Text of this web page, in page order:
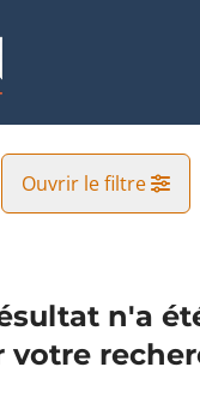
Ouvrir le filtre
Remove
Vue de la carte
n'a
votre